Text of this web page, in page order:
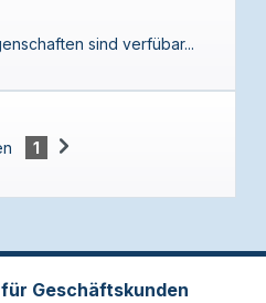
sind verfübar...
1
Geschäftskunden